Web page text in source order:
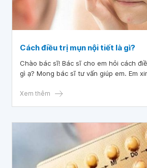
Cách điều trị mụn nội tiết là gì?
Chào bác sĩ! Bác sĩ cho em hỏi cách
gì ạ? Mong bác sĩ tư vấn giúp em. Em
Xem thêm